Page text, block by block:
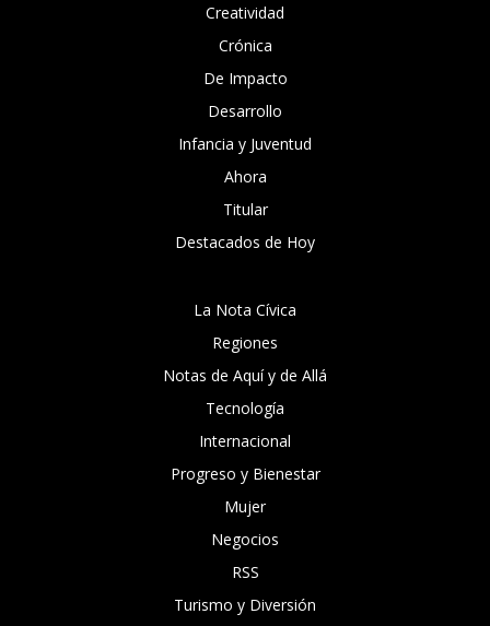
Creatividad
Crónica
De Impacto
Desarrollo
Infancia y Juventud
Ahora
Titular
Destacados de Hoy
La Nota Cívica
Regiones
Notas de Aquí y de Allá
Tecnología
Internacional
Progreso y Bienestar
Mujer
Negocios
RSS
Turismo y Diversión